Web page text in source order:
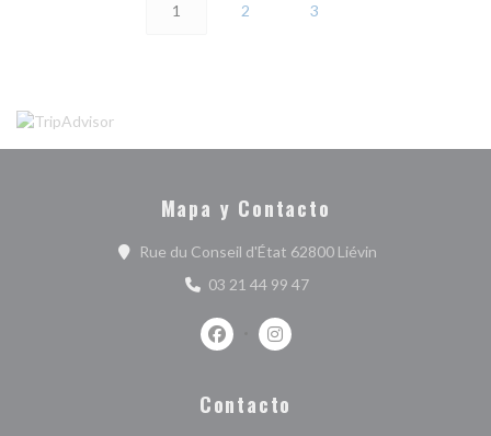
1 2 3
Mapa y Contacto
Rue du Conseil d'État 62800 Liévin
03 21 44 99 47
Facebook ((abre en una nueva
Instagram ((abre en una
Contacto